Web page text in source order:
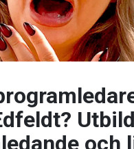
och